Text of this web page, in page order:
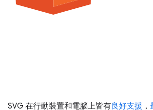
SVG 在行動裝置和電腦上皆有良好支援 ，